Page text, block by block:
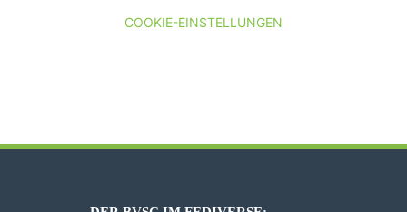
COOKIE-EINSTELLUNGEN